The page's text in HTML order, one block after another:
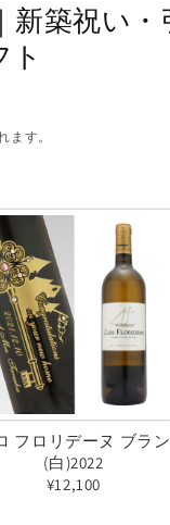
新築祝い
ます。
フロリデーヌ ブラン
(白)2022
¥12,100